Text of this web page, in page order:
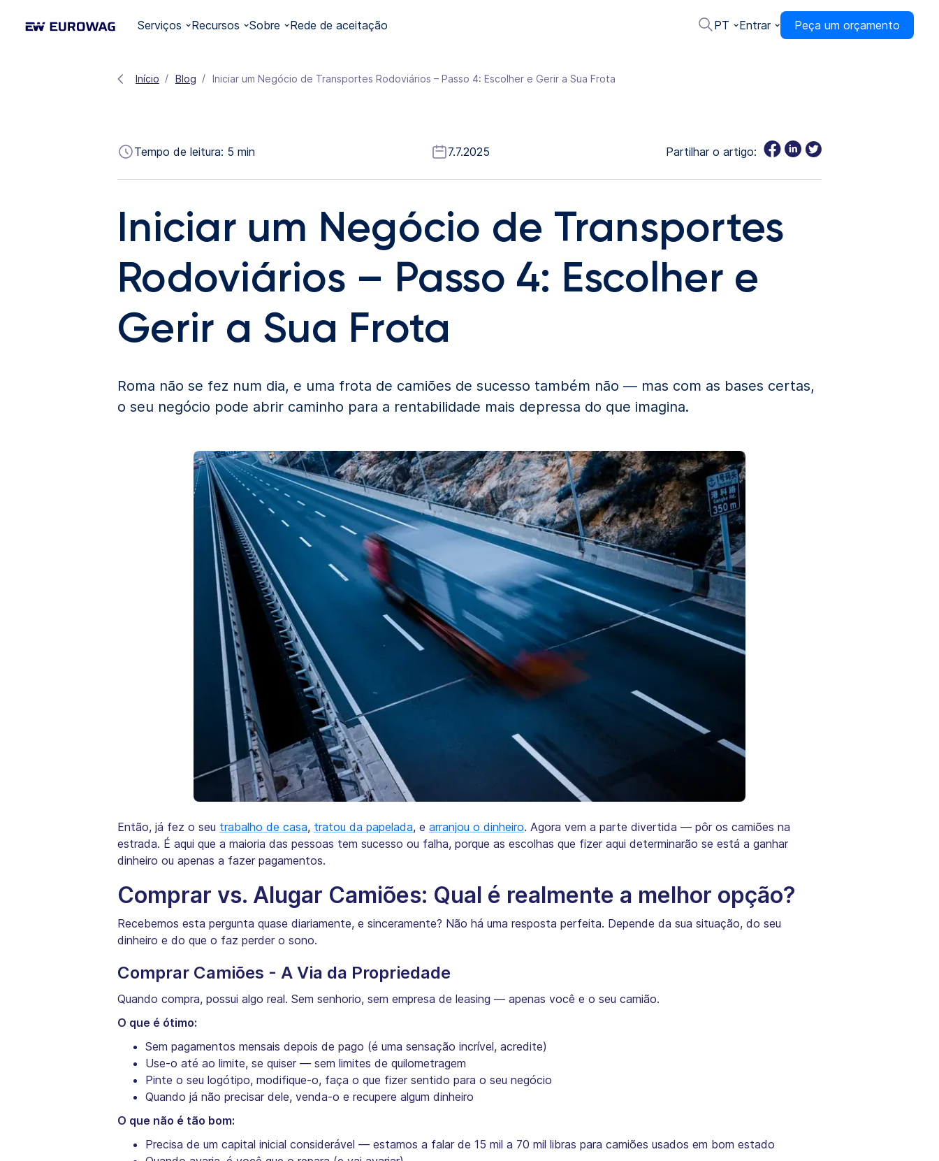
Serviços Recursos Sobre Rede de aceitação PT Entrar Peça um orçamento
Início Blog Iniciar um Negócio de Transportes Rodoviários – Passo 4: Escolher e Gerir a Sua Frota
Tempo de leitura: 5 min 7.7.2025 Partilhar o artigo:
Iniciar um Negócio de Transportes
Rodoviários – Passo 4: Escolher e
Gerir a Sua Frota
Roma não se fez num dia, e uma frota de camiões de sucesso também não — mas com as bases certas,
o seu negócio pode abrir caminho para a rentabilidade mais depressa do que imagina.
Então, já fez o seu trabalho de casa, tratou da papelada, e arranjou o dinheiro. Agora vem a parte divertida — pôr os camiões na
estrada. É aqui que a maioria das pessoas tem sucesso ou falha, porque as escolhas que fizer aqui determinarão se está a ganhar
dinheiro ou apenas a fazer pagamentos.
Comprar vs. Alugar Camiões: Qual é realmente a melhor opção?
Recebemos esta pergunta quase diariamente, e sinceramente? Não há uma resposta perfeita. Depende da sua situação, do seu
dinheiro e do que o faz perder o sono.
Comprar Camiões - A Via da Propriedade
Quando compra, possui algo real. Sem senhorio, sem empresa de leasing — apenas você e o seu camião.
O que é ótimo:
Sem pagamentos mensais depois de pago (é uma sensação incrível, acredite)
Use-o até ao limite, se quiser — sem limites de quilometragem
Pinte o seu logótipo, modifique-o, faça o que fizer sentido para o seu negócio
Quando já não precisar dele, venda-o e recupere algum dinheiro
O que não é tão bom:
Precisa de um capital inicial considerável — estamos a falar de 15 mil a 70 mil libras para camiões usados em bom estado